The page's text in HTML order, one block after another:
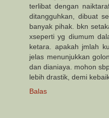
terlibat dengan
ditangguhkan, dibuat
banyak pihak. bkn
xseperti yg diumum
ketara. apakah jmlah
jelas menunjukkan
dan dianiaya. mohon
lebih drastik, demi
Balas